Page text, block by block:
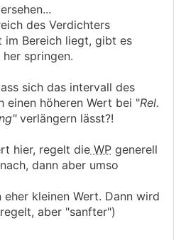
des Verdichters
Bereich liegt, gibt es
springen.
sich das intervall des
einen höheren Wert bei "Rel.
verlängern lässt?!
hier, regelt die WP generell
dann aber umso
kleinen Wert. Dann wird
aber "sanfter")